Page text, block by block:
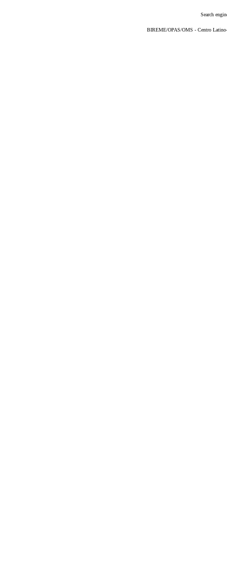
Search
BIREME/OPAS/OMS - Centro Latino-